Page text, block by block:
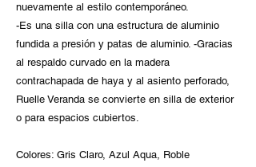
nuevamente al estilo contemporáneo.
-Es una silla con una estructura de aluminio
fundida a presión y patas de aluminio. -Gracias
al respaldo curvado en la madera
contrachapada de haya y al asiento perforado,
Ruelle Veranda se convierte en silla de exterior
o para espacios cubiertos.
Colores: Gris Claro, Azul Aqua, Roble